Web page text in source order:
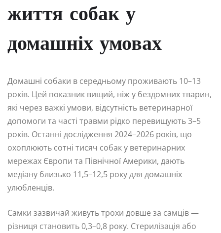
життя собак у
домашніх умовах
Домашні собаки в середньому проживають 10–13
років. Цей показник вищий, ніж у бездомних тварин,
які через важкі умови, відсутність ветеринарної
допомоги та часті травми рідко перевищують 3–5
років. Останні дослідження 2024–2026 років, що
охоплюють сотні тисяч собак у ветеринарних
мережах Європи та Північної Америки, дають
медіану близько 11,5–12,5 року для домашніх
улюбленців.
Самки зазвичай живуть трохи довше за самців —
різниця становить 0,3–0,8 року. Стерилізація або